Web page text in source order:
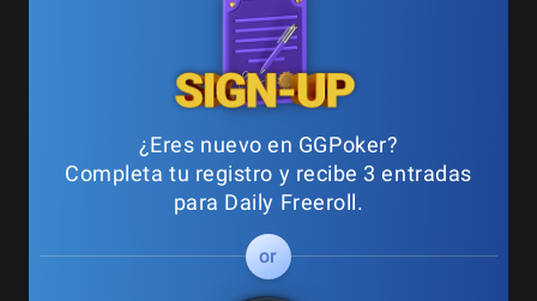
¿Eres nuevo en GGPoker?
Completa tu registro y recibe 3 entradas
para Daily Freeroll.